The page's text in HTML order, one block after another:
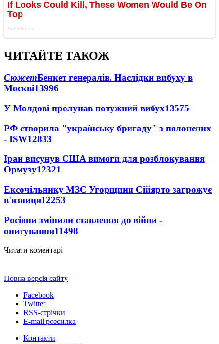
ЧИТАЙТЕ ТАКОЖ
СюжетБенкет генералів. Наслідки вибуху в
Москві13996
У Молдові пролунав потужний вибух13575
РФ створила "українську бригаду" з полонених
- ISW12833
Іран висунув США вимоги для розблокування
Ормузу12321
Ексочільнику МЗС Угорщини Сійярто загрожує
в'язниця12253
Росіяни змінили ставлення до війни -
опитування11498
Читати коментарі
Повна версія сайту
Facebook
Twitter
RSS-стрічки
E-mail розсилка
Контакти